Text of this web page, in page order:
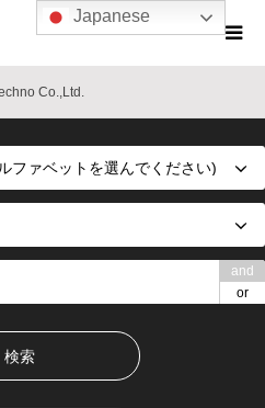
Co.,Ltd.
and
or
Japanese